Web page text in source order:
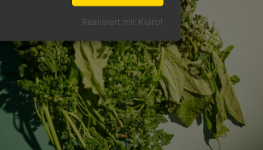
Realisiert mit Klaro!